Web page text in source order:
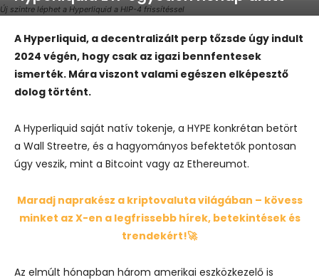
Új szintre léphet a Hyperliquid a HIP-4 frissítéssel
A Hyperliquid, a decentralizált perp tőzsde úgy indult
2024 végén, hogy csak az igazi bennfentesek
ismerték. Mára viszont valami egészen elképesztő
dolog történt.
A Hyperliquid saját natív tokenje, a HYPE konkrétan betört
a Wall Streetre, és a hagyományos befektetők pontosan
úgy veszik, mint a Bitcoint vagy az Ethereumot.
Maradj naprakész a kriptovaluta világában – kövess
minket az X-en a legfrissebb hírek, betekintések és
trendekért!🚀
Az elmúlt hónapban három amerikai eszközkezelő is